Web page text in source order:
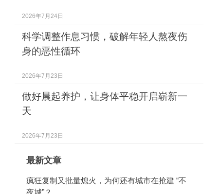
2026年7月24日
科学调整作息习惯，破解年轻人熬夜伤
身的恶性循环
2026年7月23日
做好晨起养护，让身体平稳开启崭新一
天
2026年7月23日
最新文章
疯狂复制又批量熄火，为何还有城市在抢建 “不
夜城”？